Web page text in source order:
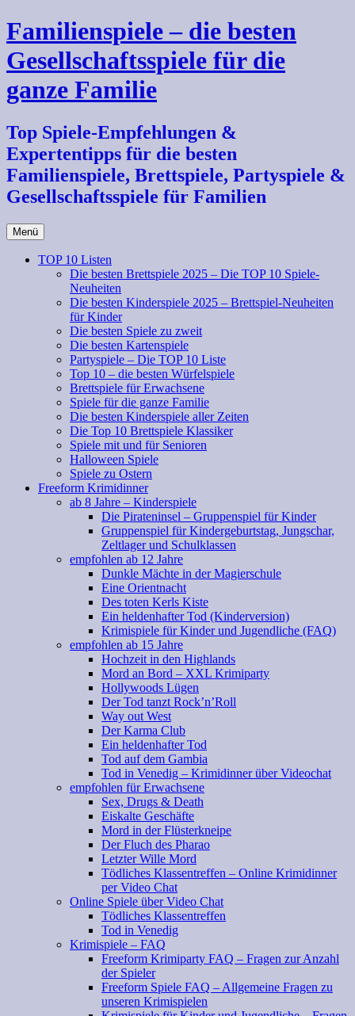
Zum
Inhalt
springen
Familienspiele – die besten
Gesellschaftsspiele für die
ganze Familie
Top Spiele-Empfehlungen &
Expertentipps für die besten
Familienspiele, Brettspiele, Partyspiele &
Gesellschaftsspiele für Familien
Menü
TOP 10 Listen
Die besten Brettspiele 2025 – Die TOP 10 Spiele-
Neuheiten
Die besten Kinderspiele 2025 – Brettspiel-Neuheiten
für Kinder
Die besten Spiele zu zweit
Die besten Kartenspiele
Partyspiele – Die TOP 10 Liste
Top 10 – die besten Würfelspiele
Brettspiele für Erwachsene
Spiele für die ganze Familie
Die besten Kinderspiele aller Zeiten
Die Top 10 Brettspiele Klassiker
Spiele mit und für Senioren
Halloween Spiele
Spiele zu Ostern
Freeform Krimidinner
ab 8 Jahre – Kinderspiele
Die Pirateninsel – Gruppenspiel für Kinder
Gruppenspiel für Kindergeburtstag, Jungschar,
Zeltlager und Schulklassen
empfohlen ab 12 Jahre
Dunkle Mächte in der Magierschule
Eine Orientnacht
Des toten Kerls Kiste
Ein heldenhafter Tod (Kinderversion)
Krimispiele für Kinder und Jugendliche (FAQ)
empfohlen ab 15 Jahre
Hochzeit in den Highlands
Mord an Bord – XXL Krimiparty
Hollywoods Lügen
Der Tod tanzt Rock’n’Roll
Way out West
Der Karma Club
Ein heldenhafter Tod
Tod auf dem Gambia
Tod in Venedig – Krimidinner über Videochat
empfohlen für Erwachsene
Sex, Drugs & Death
Eiskalte Geschäfte
Mord in der Flüsterkneipe
Der Fluch des Pharao
Letzter Wille Mord
Tödliches Klassentreffen – Online Krimidinner
per Video Chat
Online Spiele über Video Chat
Tödliches Klassentreffen
Tod in Venedig
Krimispiele – FAQ
Freeform Krimiparty FAQ – Fragen zur Anzahl
der Spieler
Freeform Spiele FAQ – Allgemeine Fragen zu
unseren Krimispielen